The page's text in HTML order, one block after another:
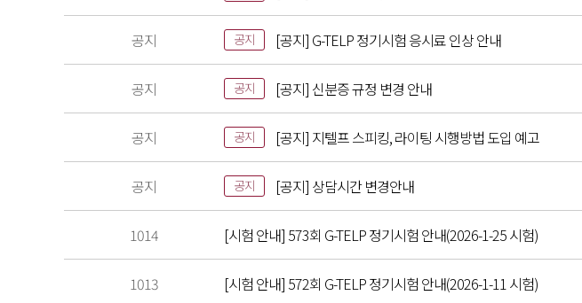
공지 공지 [공지] G-TELP 정기시험 응시료 인상 안내
공지 공지 [공지] 신분증 규정 변경 안내
공지 공지 [공지] 지텔프 스피킹, 라이팅 시행방법 도입 예고
공지 공지 [공지] 상담시간 변경안내
1014 [시험 안내] 573회 G-TELP 정기시험 안내(2026-1-25 시험)
1013 [시험 안내] 572회 G-TELP 정기시험 안내(2026-1-11 시험)